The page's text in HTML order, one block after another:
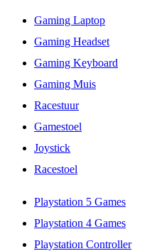
Gaming Laptop
Gaming Headset
Gaming Keyboard
Gaming Muis
Racestuur
Gamestoel
Joystick
Racestoel
Playstation 5 Games
Playstation 4 Games
Playstation Controller